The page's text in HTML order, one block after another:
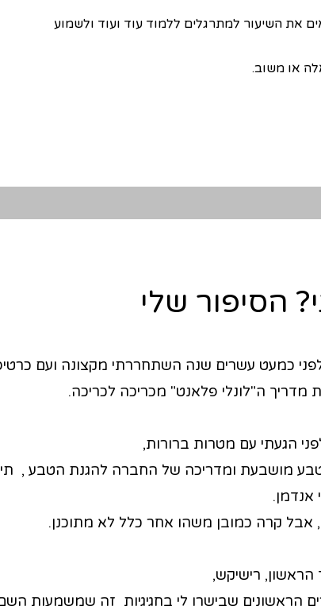
את השיעור למתרגלים ללמוד עוד ועוד ולשמוע
או משוב.
הסיפור שלי
כמעט עשרים שנה השתחררתי מקצונה ועם
מדריך ה"לונלי פלאנט" מכריכה לכריכה.
הגעתי עם מטרות ברורות,
מושבעת ומדריכה של החברה להגנת הטבע ,
אנדמן.
אבל קרה כמובן משהו אחר כלל לא מתוכנן.
הראשון, רישיקש,
הראשונים שבישרו לי בחגיגיות זה שמשמעות